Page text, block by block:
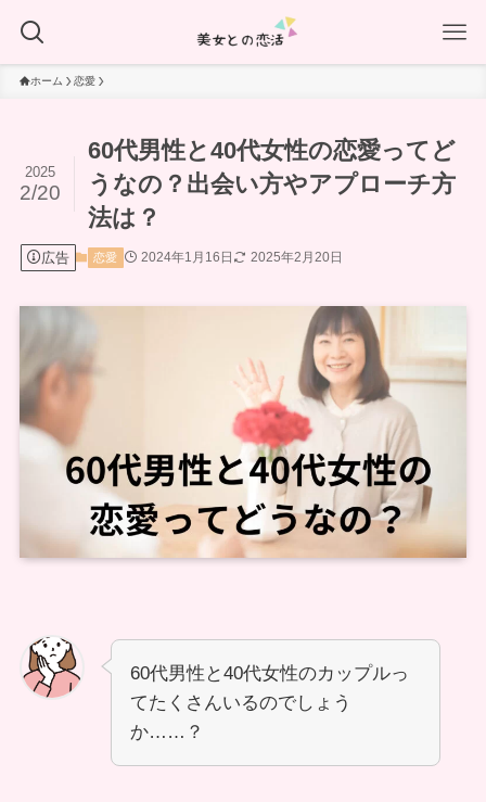
ホーム 恋愛
60代男性と40代女性の恋愛ってど
うなの？出会い方やアプローチ方
法は？
2025
2/20
広告 恋愛 2024年1月16日 2025年2月20日
60代男性と40代女性のカップルっ
てたくさんいるのでしょう
か……？